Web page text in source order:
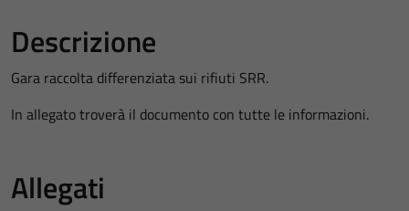
Descrizione
Gara raccolta differenziata sui rifiuti SRR.
In allegato troverà il documento con tutte le informazioni.
Allegati